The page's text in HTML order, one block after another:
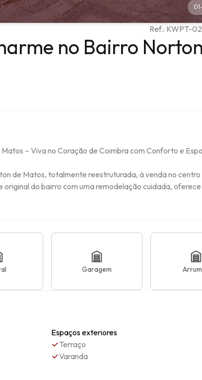
01-
Ref.: KWPT-
no Bairro
– Viva no Coração de Coimbra com Conforto e
de Matos, totalmente reestruturada, à venda no centro
original do bairro com uma remodelação cuidada,
Garagem
Espaços exteriores
Terraço
Varanda